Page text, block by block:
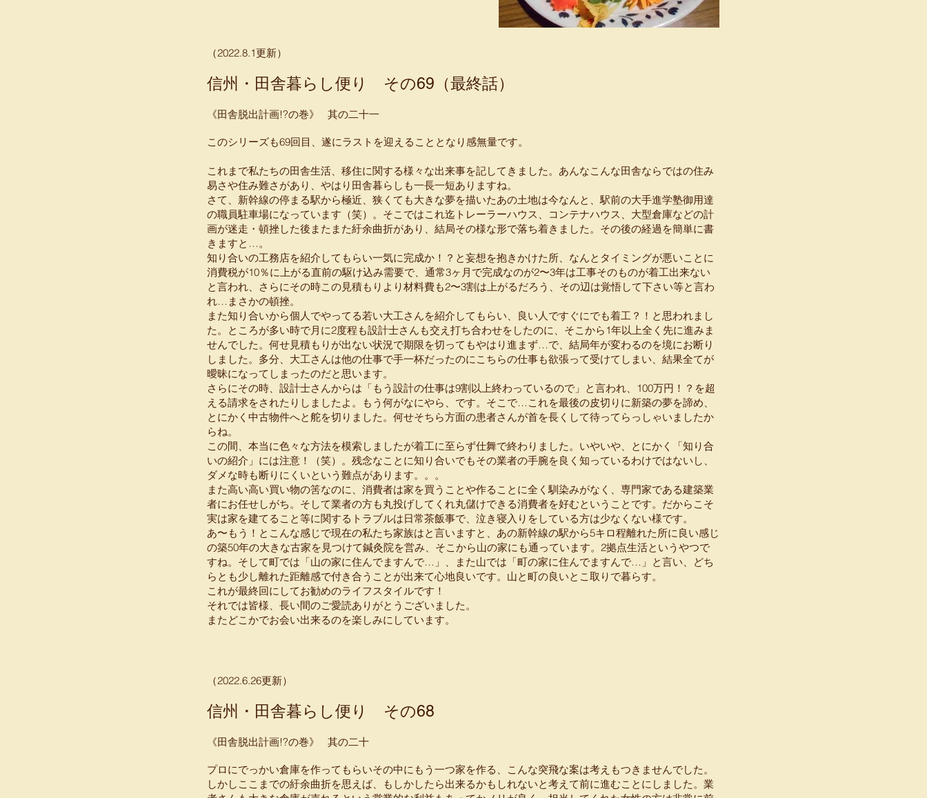
​（2022.8.1更新）
信州・田舎暮らし便り その69（最終話）
《田舎脱出計画!?の巻》 其の二十一
このシリーズも69回目、遂にラストを迎えることとなり感無量です。
これまで私たちの田舎生活、移住に関する様々な出来事を記してきました。あんなこんな田舎ならではの住み
易さや住み難さがあり、やはり田舎暮らしも一長一短ありますね。
さて、新幹線の停まる駅から極近、狭くても大きな夢を描いたあの土地は今なんと、駅前の大手進学塾御用達
の職員駐車場になっています（笑）。そこではこれ迄トレーラーハウス、コンテナハウス、大型倉庫などの計
画が迷走・頓挫した後またまた紆余曲折があり、結局その様な形で落ち着きました。その後の経過を簡単に書
きますと…。
知り合いの工務店を紹介してもらい一気に完成か！？と妄想を抱きかけた所、なんとタイミングが悪いことに
消費税が10％に上がる直前の駆け込み需要で、通常3ヶ月で完成なのが2〜3年は工事そのものが着工出来ない
と言われ、さらにその時この見積もりより材料費も2〜3割は上がるだろう、その辺は覚悟して下さい等と言わ
れ…まさかの頓挫。
また知り合いから個人でやってる若い大工さんを紹介してもらい、良い人ですぐにでも着工？！と思われまし
た。ところが多い時で月に2度程も設計士さんも交え打ち合わせをしたのに、そこから1年以上全く先に進みま
せんでした。何せ見積もりが出ない状況で期限を切ってもやはり進まず…で、結局年が変わるのを境にお断り
しました。多分、大工さんは他の仕事で手一杯だったのにこちらの仕事も欲張って受けてしまい、結果全てが
曖昧になってしまったのだと思います。
さらにその時、設計士さんからは「もう設計の仕事は9割以上終わっているので」と言われ、100万円！？を超
える請求をされたりしましたよ。もう何がなにやら、です。そこで…これを最後の皮切りに新築の夢を諦め、
とにかく中古物件へと舵を切りました。何せそちら方面の患者さんが首を長くして待ってらっしゃいましたか
らね。
この間、本当に色々な方法を模索しましたが着工に至らず仕舞で終わりました。いやいや、とにかく「知り合
いの紹介」には注意！（笑）。残念なことに知り合いでもその業者の手腕を良く知っているわけではないし、
ダメな時も断りにくいという難点があります。。。
また高い高い買い物の筈なのに、消費者は家を買うことや作ることに全く馴染みがなく、専門家である建築業
者にお任せしがち。そして業者の方も丸投げしてくれ丸儲けできる消費者を好むということです。だからこそ
実は家を建てること等に関するトラブルは日常茶飯事で、泣き寝入りをしている方は少なくない様です。
あ〜もう！とこんな感じで現在の私たち家族はと言いますと、あの新幹線の駅から5キロ程離れた所に良い感じ
の築50年の大きな古家を見つけて鍼灸院を営み、そこから山の家にも通っています。2拠点生活というやつで
すね。そして町では「山の家に住んでますんで…」、また山では「町の家に住んでますんで…」と言い、どち
らとも少し離れた距離感で付き合うことが出来て心地良いです。山と町の良いとこ取りで暮らす。
これが最終回にしてお勧めのライフスタイルです！
それでは皆様、長い間のご愛読ありがとうございました。
またどこかでお会い出来るのを楽しみにしています。
​（2022.6.26更新）
信州・田舎暮らし便り その68
《田舎脱出計画!?の巻》 其の二十
プロにでっかい倉庫を作ってもらいその中にもう一つ家を作る、こんな突飛な案は考えもつきませんでした。
しかしここまでの紆余曲折を思えば、もしかしたら出来るかもしれないと考えて前に進むことにしました。業